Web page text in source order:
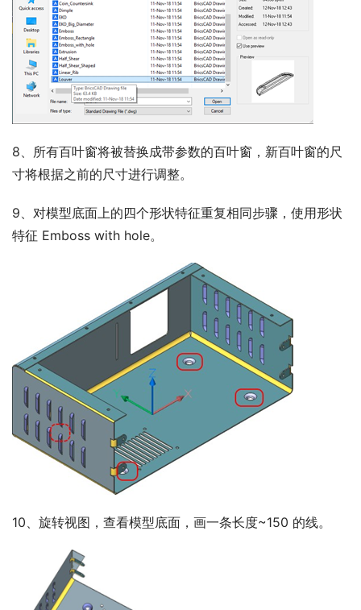
8、所有百叶窗将被替换成带参数的百叶窗，新百叶窗的尺
寸将根据之前的尺寸进行调整。
9、对模型底面上的四个形状特征重复相同步骤，使用形状
特征 Emboss with hole。
10、旋转视图，查看模型底面，画一条长度~150 的线。